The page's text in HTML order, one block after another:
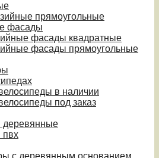
прямоугольные
фасады
фасады квадратные
фасады прямоугольные
в наличии
под заказ
деревянные
пвх
с деревянным основанием